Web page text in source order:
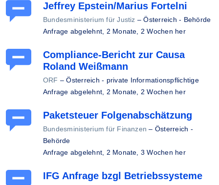
Jeffrey Epstein/Marius Fortelni
Bundesministerium für Justiz –Österreich - Behörde
Anfrage abgelehnt, 2 Monate, 2 Wochen her
Compliance-Bericht zur Causa
Roland Weißmann
ORF –Österreich - private Informationspflichtige
Anfrage abgelehnt, 2 Monate, 2 Wochen her
Paketsteuer Folgenabschätzung
Bundesministerium für Finanzen – Österreich -
Behörde
Anfrage abgelehnt, 2 Monate, 3 Wochen her
IFG Anfrage bzgl Betriebssysteme